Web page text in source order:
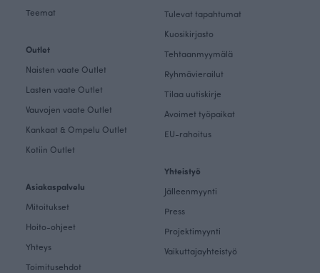
Teemat
Outlet
Naisten vaate Outlet
Lasten vaate Outlet
Vauvojen vaate Outlet
Kankaat & Ompelu Outlet
Kotiin Outlet
Asiakaspalvelu
Mitoitukset
Hoito-ohjeet
Yhteys
Toimitusehdot
Tulevat tapahtumat
Kuosikirjasto
Tehtaanmyymälä
Ryhmävierailut
Tilaa uutiskirje
Avoimet työpaikat
EU-rahoitus
Yhteistyö
Jälleenmyynti
Press
Projektimyynti
Vaikuttajayhteistyö